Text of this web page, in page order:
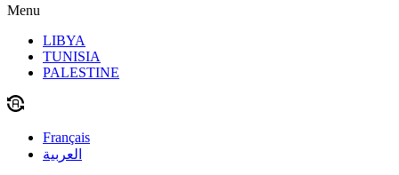
Menu
LIBYA
TUNISIA
PALESTINE
Français
العربية